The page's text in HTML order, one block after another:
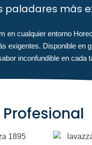
paladares más
en cualquier entorno
exigentes. Disponible en
inconfundible en
Profesional